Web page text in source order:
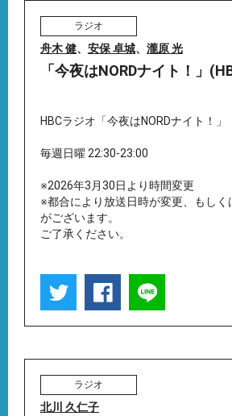
ラジオ
舟木 健、 安保 卓城、 瀧原 光
「今夜はNORDナイト！」
HBCラジオ「今夜はNORDナイト！」
毎週日曜 22:30-23:00
※2026年3月30日より時間変更
※都合により放送日時が変更、もしく
がございます。
ご了承ください。
ラジオ
北川 久仁子